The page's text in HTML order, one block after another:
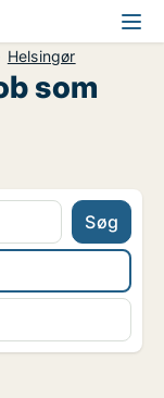
Helsingør
som
Søg